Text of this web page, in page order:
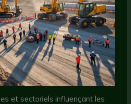
et sectoriels influençant les